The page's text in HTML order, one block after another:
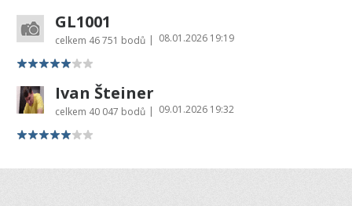
GL1001
celkem 46 751 bodů | 08.01.2026 19:19
Ivan Šteiner
celkem 40 047 bodů | 09.01.2026 19:32